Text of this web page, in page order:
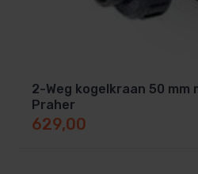
2-Weg kogelkraan 50
Praher
629,00